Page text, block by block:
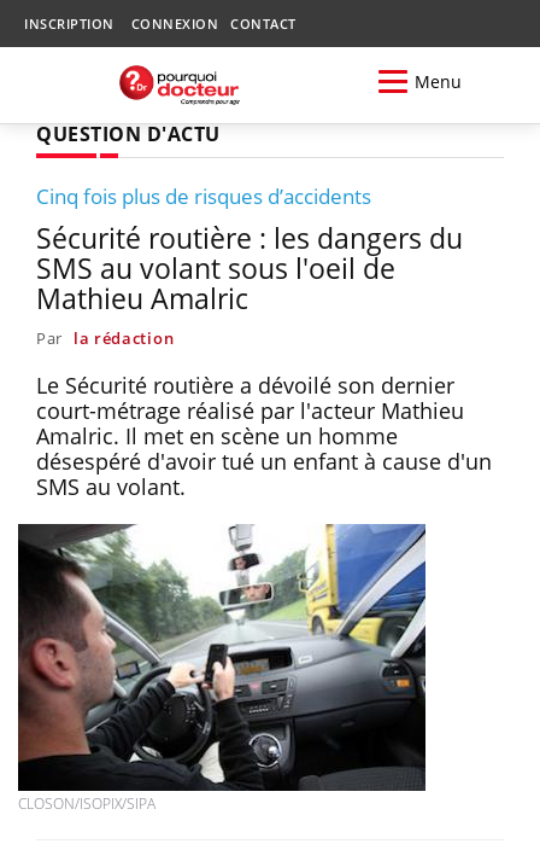
INSCRIPTION CONNEXION CONTACT
Menu
QUESTION D'ACTU
Cinq fois plus de risques d’accidents
Sécurité routière : les dangers du
SMS au volant sous l'oeil de
Mathieu Amalric
Par la rédaction
Le Sécurité routière a dévoilé son dernier
court-métrage réalisé par l'acteur Mathieu
Amalric. Il met en scène un homme
désespéré d'avoir tué un enfant à cause d'un
SMS au volant.
CLOSON/ISOPIX/SIPA